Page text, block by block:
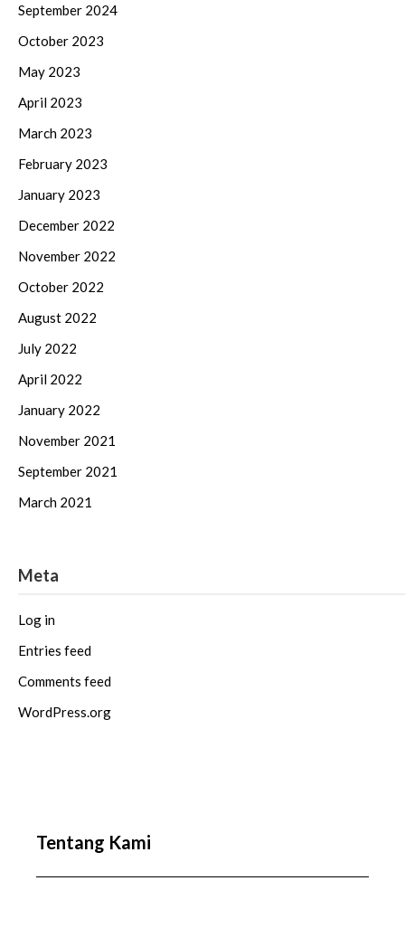
September 2024
October 2023
May 2023
April 2023
March 2023
February 2023
January 2023
December 2022
November 2022
October 2022
August 2022
July 2022
April 2022
January 2022
November 2021
September 2021
March 2021
Meta
Log in
Entries feed
Comments feed
WordPress.org
Tentang Kami